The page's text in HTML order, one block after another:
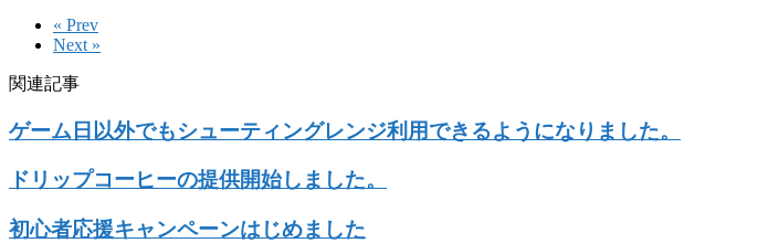
« Prev
Next »
関連記事
ゲーム日以外でもシューティングレンジ利用できるようになりました。
ドリップコーヒーの提供開始しました。
初心者応援キャンペーンはじめました